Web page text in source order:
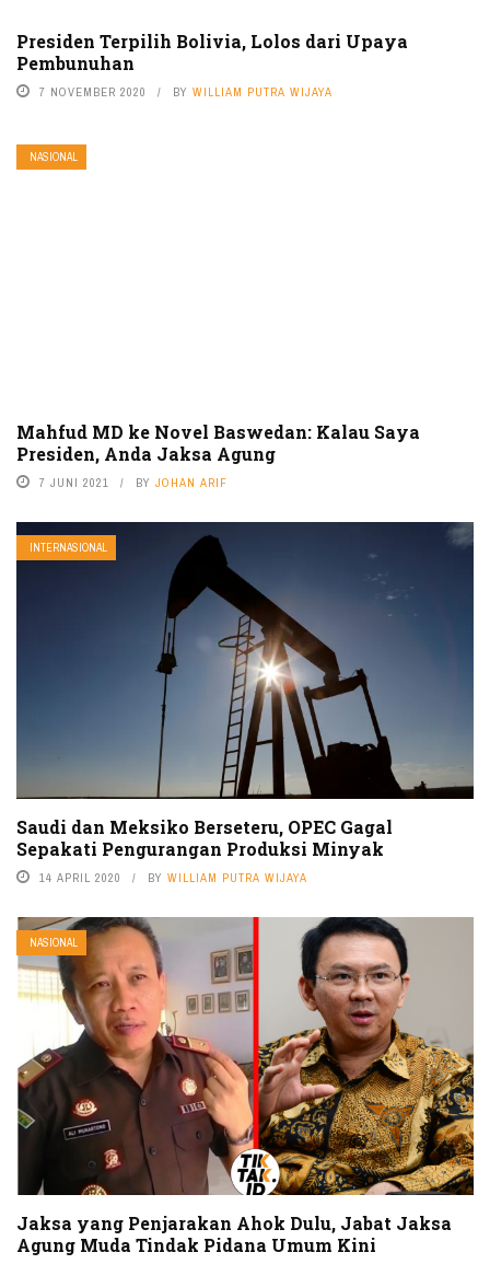
Presiden Terpilih Bolivia, Lolos dari Upaya
Pembunuhan
7 NOVEMBER 2020 BY WILLIAM PUTRA WIJAYA
NASIONAL
Mahfud MD ke Novel Baswedan: Kalau Saya
Presiden, Anda Jaksa Agung
7 JUNI 2021 BY JOHAN ARIF
INTERNASIONAL
Saudi dan Meksiko Berseteru, OPEC Gagal
Sepakati Pengurangan Produksi Minyak
14 APRIL 2020 BY WILLIAM PUTRA WIJAYA
NASIONAL
Jaksa yang Penjarakan Ahok Dulu, Jabat Jaksa
Agung Muda Tindak Pidana Umum Kini